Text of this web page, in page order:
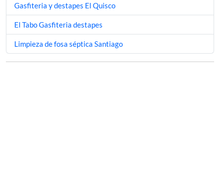
Gasfiteria y destapes El Quisco
El Tabo Gasfiteria destapes
Limpieza de fosa séptica Santiago